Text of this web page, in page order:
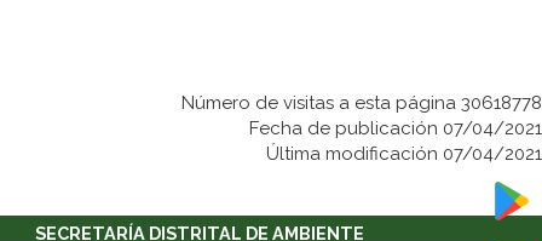
Número de visitas a esta página 30618778
Fecha de publicación 07/04/2021
Última modificación 07/04/2021
SECRETARÍA DISTRITAL DE AMBIENTE